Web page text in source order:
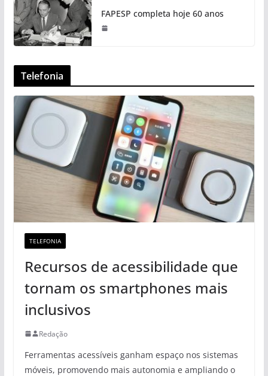
FAPESP completa hoje 60 anos
Telefonia
TELEFONIA
Recursos de acessibilidade que
tornam os smartphones mais
inclusivos
Redação
Ferramentas acessíveis ganham espaço nos sistemas
móveis, promovendo mais autonomia e ampliando o